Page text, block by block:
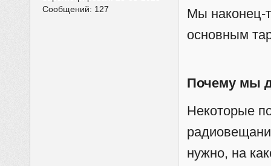
Сообщений: 127
Мы наконец-
основным
Почему мы
Некоторые
нужно, на